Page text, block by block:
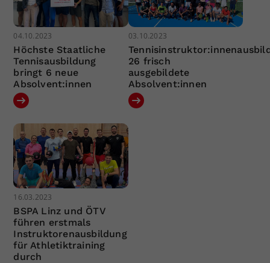
04.10.2023
Höchste Staatliche
Tennisausbildung
bringt 6 neue
Absolvent:innen
03.10.2023
26 frisch
ausgebildete
Absolvent:innen
16.03.2023
BSPA Linz und ÖTV
führen erstmals
Instruktorenausbildung
für Athletiktraining
durch